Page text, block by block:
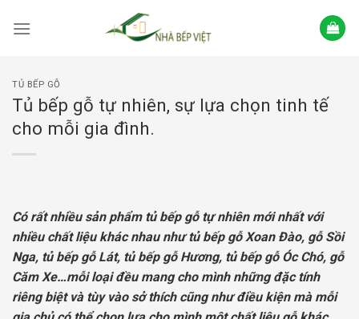
TỦ BẾP GỖ
Tủ bếp gỗ tự nhiên, sự lựa chọn tinh tế
cho mỗi gia đình.
Có rất nhiều sản phẩm tủ bếp gỗ tự nhiên mới nhất với
nhiều chất liệu khác nhau như tủ bếp gỗ Xoan Đào, gỗ Sồi
Nga, tủ bếp gỗ Lát, tủ bếp gỗ Hương, tủ bếp gỗ Óc Chó, gỗ
Căm Xe…mỗi loại đều mang cho mình những đặc tính
riêng biệt và tùy vào sở thích cũng như điều kiện mà mỗi